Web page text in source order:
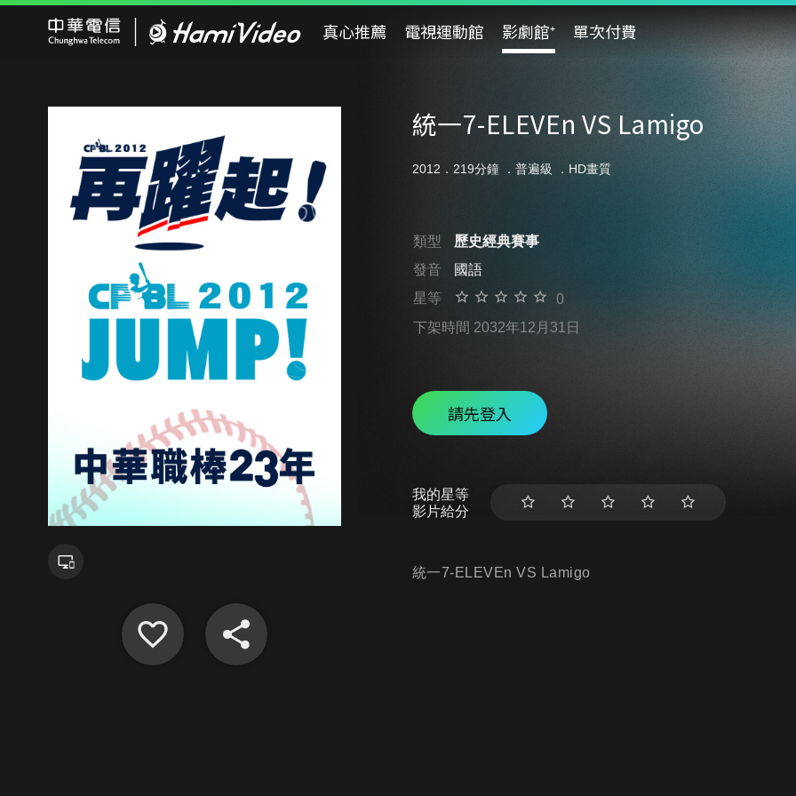
真心推薦 電視運動館 影劇館⁺ 單次付費
統一7-ELEVEn VS Lamigo
2012．219分鐘 ． 普遍級 ．HD畫質
類型
歷史經典賽事
發音
國語
星等
0
下架時間 2032年12月31日
請先登入
我的星等
影片給分
統一7-ELEVEn VS Lamigo